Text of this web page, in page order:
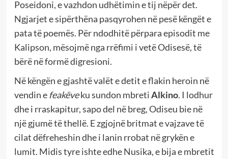
Poseidoni, e vazhdon udhëtimin e tij nëpër det.
Ngjarjet e sipërthëna pasqyrohen në pesë këngët e
pata të poemës. Për ndodhitë përpara episodit me
Kalipson, mësojmë nga rrëfimi i vetë Odisesë, të
bërë në formë digresioni.
Në këngën e gjashtë valët e detit e flakin heroin në
vendin e feakëve ku sundon mbretiAlkino. I lodhur
dhe i rraskapitur, sapo del në breg, Odiseu bie në
një gjumë të thellë. E zgjojnë britmat e vajzave të
cilat dëfreheshin dhe i lanin rrobat në grykën e
lumit. Midis tyre ishte edhe Nusika, e bija e mbretit